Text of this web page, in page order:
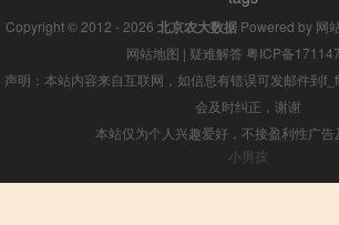
Copyright © 2012 - 2026 北京农大数据Powered by 网
网站地图 | 疑难解答 粤ICP备
声明：本站内容来自互联网，如信息有错误可发邮件到
会及时纠正，谢谢
本站仅为个人兴趣爱好，不接盈利性广告
小男孩